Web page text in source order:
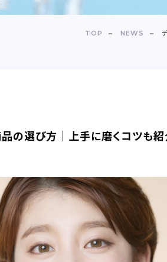
TOP NEWS
の選び方│上手に磨くコツも